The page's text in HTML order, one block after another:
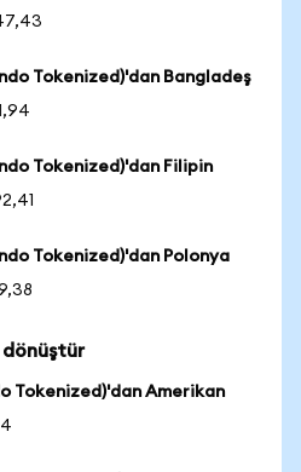
Tokenized)'dan Bangladeş
Tokenized)'dan Filipin
Tokenized)'dan Polonya
dönüştür
Tokenized)'dan Amerikan